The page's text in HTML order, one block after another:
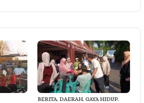
BERITA, DAERAH, GAYA HIDUP,